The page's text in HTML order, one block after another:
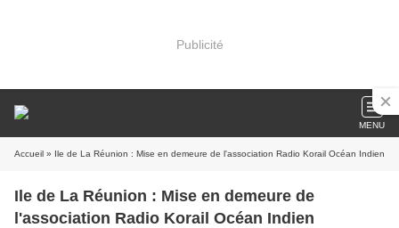
Publicité
MENU
Accueil » Ile de La Réunion : Mise en demeure de l'association Radio Korail Océan Indien
Ile de La Réunion : Mise en demeure de
l'association Radio Korail Océan Indien